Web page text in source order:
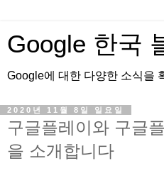
Google 한국
Google에 대한 다양한 소식을
2020년 11월 8일 일요일
구글플레이와 구글
을 소개합니다